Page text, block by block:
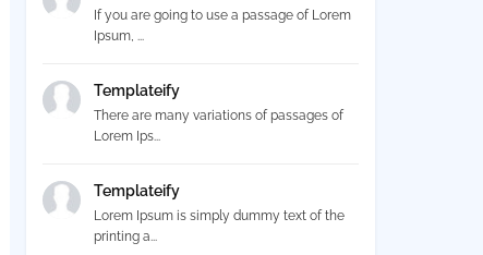
If you are going to use a passage of Lorem
Ipsum, ...
Templateify
There are many variations of passages of
Lorem Ips...
Templateify
Lorem Ipsum is simply dummy text of the
printing a...